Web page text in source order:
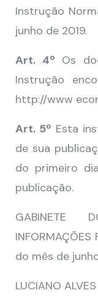
Instrução
junho de 2019.
Art. 4º Os
Instrução
http://www
Art. 5º Esta
de sua
do primeiro
publicação.
GABINETE
do mês de
LUCIANO